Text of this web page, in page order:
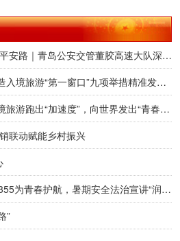
智构立体防控网 联筑高速平安路｜青岛公安交管董胶高速大队深耕交通治理提质增效
胶东国际机场多措并举打造入境旅游“第一窗口”九项举措精准发力，助力青岛建设国际滨海旅游度假胜地
山海共迎天下客，青岛入境旅游跑出“加速度”，向世界发出“青春之约”
联动赋能乡村振兴
湖南省衡南县泉湖镇：12355为青春护航，暑期安全法治宣讲“润”童心
”